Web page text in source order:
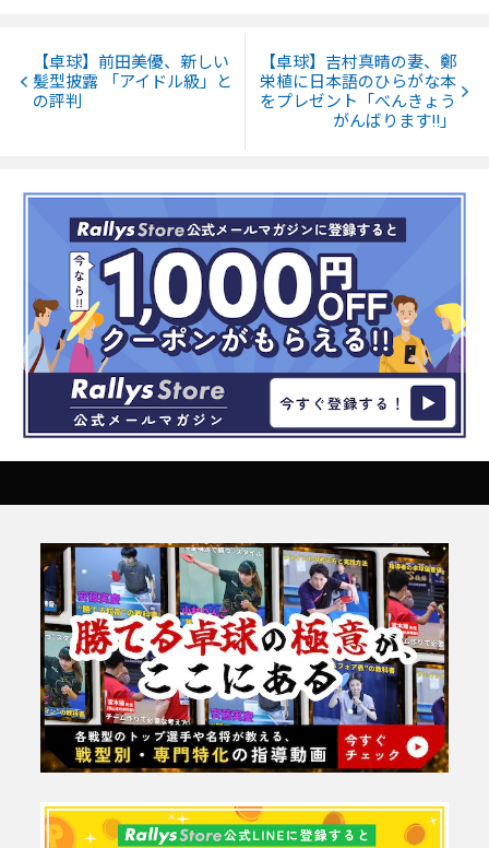
【卓球】前田美優、新しい
髪型披露 「アイドル級」と
の評判
【卓球】吉村真晴の妻、鄭
栄植に日本語のひらがな本
をプレゼント「べんきょう
がんばります!!」